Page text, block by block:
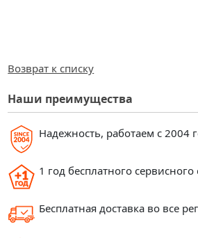
Наши преимущества
Надежность, работаем с 2004
1 год бесплатного
Бесплатная доставка во все
Возврат к списку